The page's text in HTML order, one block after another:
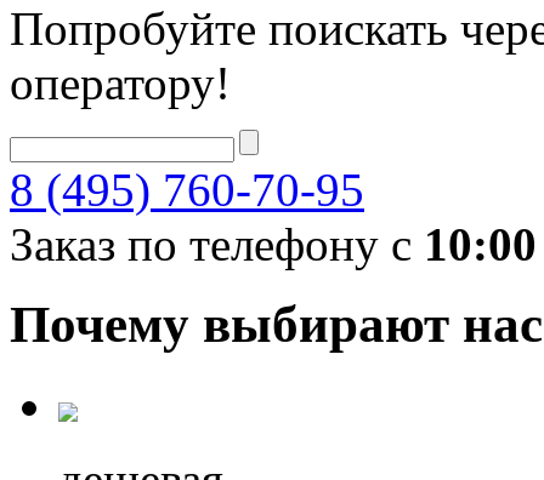
Попробуйте поискать
оператору!
8 (495) 760-70-95
Заказ по телефону с 10:00
Почему выбирают нас